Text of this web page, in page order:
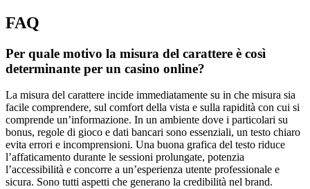
FAQ
Per quale motivo la misura del carattere è così
determinante per un casino online?
La misura del carattere incide immediatamente su in che misura sia
facile comprendere, sul comfort della vista e sulla rapidità con cui si
comprende un’informazione. In un ambiente dove i particolari su
bonus, regole di gioco e dati bancari sono essenziali, un testo chiaro
evita errori e incomprensioni. Una buona grafica del testo riduce
l’affaticamento durante le sessioni prolungate, potenzia
l’accessibilità e concorre a un’esperienza utente professionale e
sicura. Sono tutti aspetti che generano la credibilità nel brand.